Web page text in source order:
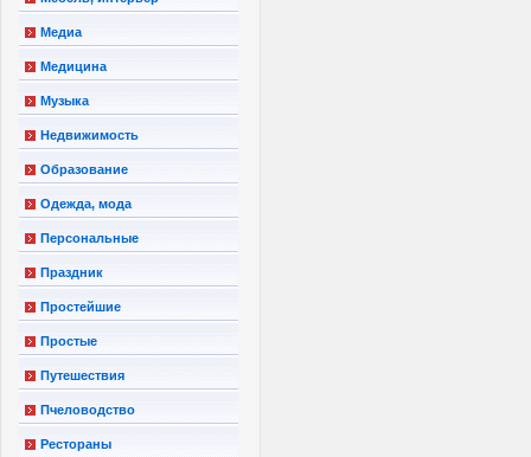
Медиа
Медицина
Музыка
Недвижимость
Образование
Одежда, мода
Персональные
Праздник
Простейшие
Простые
Путешествия
Пчеловодство
Рестораны